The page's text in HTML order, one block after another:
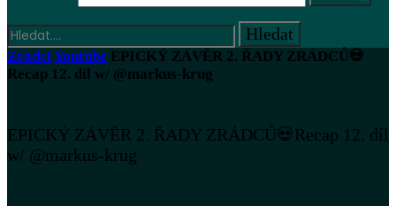
ZrádciYoutube EPICKÝ ZÁVĚR 2. ŘADY ZRÁDCŮ💀
Recap 12. díl w/ @markus-krug
EPICKÝ ZÁVĚR 2. ŘADY ZRÁDCŮ💀Recap 12. díl
w/ @markus-krug